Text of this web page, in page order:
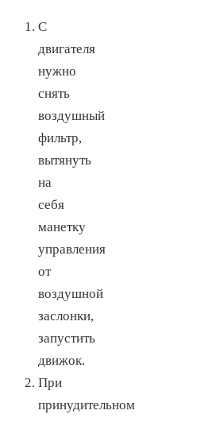
С
двигателя
нужно
снять
воздушный
фильтр,
вытянуть
на
себя
манетку
управления
от
воздушной
заслонки,
запустить
движок.
При
принудительном